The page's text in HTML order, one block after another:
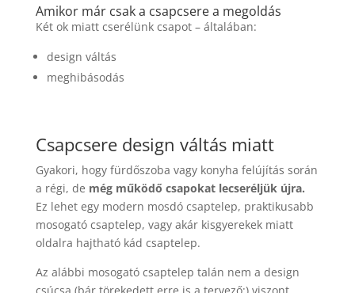
Amikor már csak a csapcsere a megoldás
Két ok miatt cserélünk csapot – általában:
design váltás
meghibásodás
Csapcsere design váltás miatt
Gyakori, hogy fürdőszoba vagy konyha felújítás során
a régi, de még működő csapokat lecseréljük újra.
Ez lehet egy modern mosdó csaptelep, praktikusabb
mosogató csaptelep, vagy akár kisgyerekek miatt
oldalra hajtható kád csaptelep.
Az alábbi mosogató csaptelep talán nem a design
csúcsa (bár törekedett erre is a tervező:) viszont